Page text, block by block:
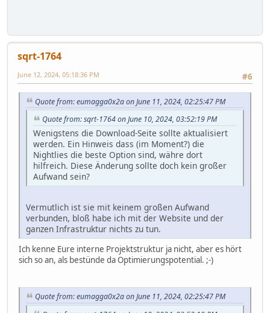
sqrt-1764
#6
June 12, 2024, 05:18:36 PM
Quote from: eumagga0x2a on June 11, 2024, 02:25:47 PM
Quote from: sqrt-1764 on June 10, 2024, 03:52:19 PM
Wenigstens die Download-Seite sollte aktualisiert
werden. Ein Hinweis dass (im Moment?) die
Nightlies die beste Option sind, währe dort
hilfreich. Diese Änderung sollte doch kein großer
Aufwand sein?
Vermutlich ist sie mit keinem großen Aufwand
verbunden, bloß habe ich mit der Website und der
ganzen Infrastruktur nichts zu tun.
Ich kenne Eure interne Projektstruktur ja nicht, aber es hört
sich so an, als bestünde da Optimierungspotential. ;-)
Quote from: eumagga0x2a on June 11, 2024, 02:25:47 PM